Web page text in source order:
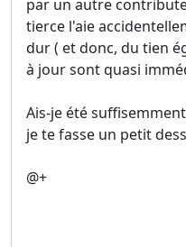
par un autre
tierce l'aie
dur ( et donc, du tien
à jour sont quasi
Ais-je été
je te fasse un petit
@+